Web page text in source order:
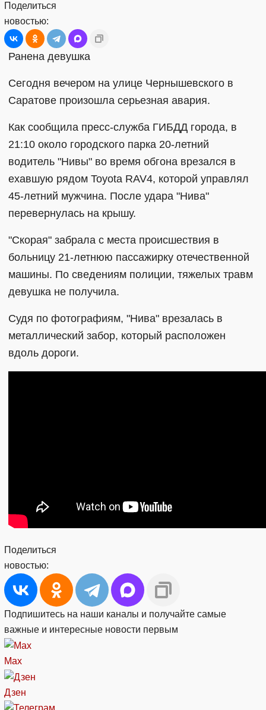
Поделиться
новостью:
Ранена девушка
Сегодня вечером на улице Чернышевского в
Саратове произошла серьезная авария.
Как сообщила пресс-служба ГИБДД города, в
21:10 около городского парка 20-летний
водитель "Нивы" во время обгона врезался в
ехавшую рядом Toyota RAV4, которой управлял
45-летний мужчина. После удара "Нива"
перевернулась на крышу.
"Скорая" забрала с места происшествия в
больницу 21-летнюю пассажирку отечественной
машины. По сведениям полиции, тяжелых травм
девушка не получила.
Судя по фотографиям, "Нива" врезалась в
металлический забор, который расположен
вдоль дороги.
Поделиться
новостью:
Подпишитесь на наши каналы и получайте самые
важные и интересные новости первым
Max
Дзен